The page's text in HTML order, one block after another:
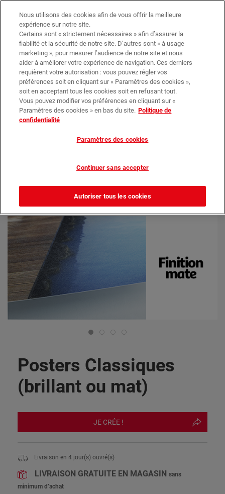
0
Posters Classiques (brillant ou mat)
Posters Classiques (brillant ou mat)
Posters Classiques
(brillant ou mat)
JE CRÉE !
Livraison en 4 jour(s) ouvré(s)
LIVRAISON GRATUITE EN MAGASIN sans
minimum d’achat
Nous utilisons des cookies afin de vous offrir la meilleure
expérience sur notre site.
Certains sont « strictement nécessaires » afin d’assurer la
fiabilité et la sécurité de notre site. D’autres sont « à usage
marketing », pour mesurer l’audience de notre site et nous
aider à améliorer votre expérience de navigation. Ces derniers
requièrent votre autorisation : vous pouvez régler vos
préférences soit en cliquant sur « Paramètres des cookies »,
soit en acceptant tous les cookies soit en refusant tout.
Vous pouvez modifier vos préférences en cliquant sur «
Paramètres des cookies » en bas du site. Politique de
confidentialité
Paramètres des cookies
Continuer sans accepter
Autoriser tous les cookies